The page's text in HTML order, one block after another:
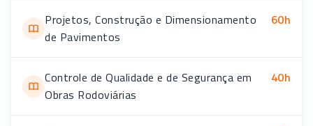
Projetos, Construção e Dimensionamento
de Pavimentos
60h
Controle de Qualidade e de Segurança em
Obras Rodoviárias
40h